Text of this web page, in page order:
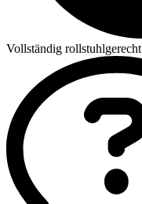
Vollständig rollstuhlgerecht